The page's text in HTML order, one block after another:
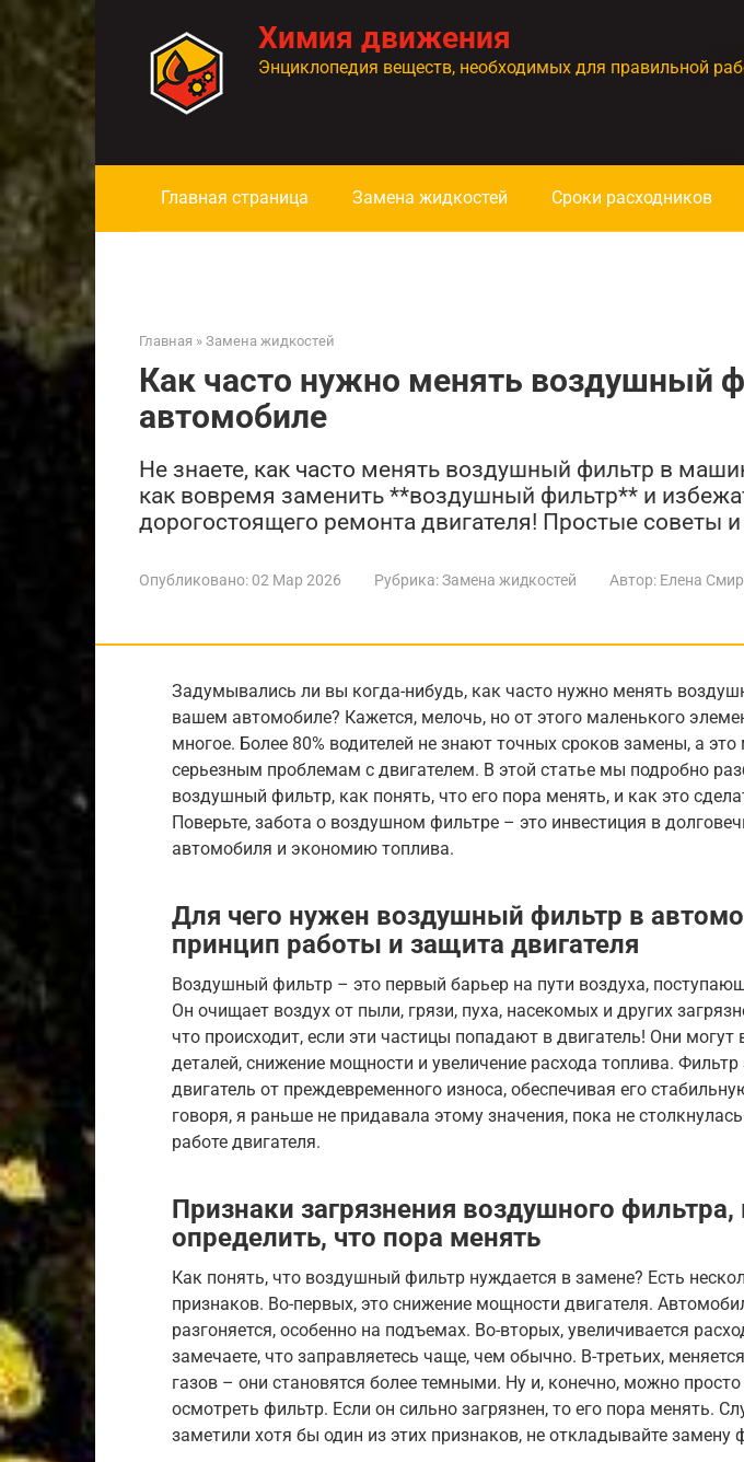
контенту
Химия движения
Энциклопедия веществ, необходимых для правильной
Главная страница Замена жидкостей Сроки расходников
Главная » Замена жидкостей
Как часто нужно менять воздушный
автомобиле
Не знаете, как часто менять воздушный фильтр в
как вовремя заменить **воздушный фильтр** и
дорогостоящего ремонта двигателя! Простые советы и
Опубликовано: 02 Мар 2026 Рубрика:Замена жидкостей Автор: Елена
Задумывались ли вы когда-нибудь, как часто нужно менять
вашем автомобиле? Кажется, мелочь, но от этого маленького
многое. Более 80% водителей не знают точных сроков замены, а
серьезным проблемам с двигателем. В этой статье мы подробно
воздушный фильтр, как понять, что его пора менять, и как это
Поверьте, забота о воздушном фильтре – это инвестиция в
автомобиля и экономию топлива.
Для чего нужен воздушный фильтр в
принцип работы и защита двигателя
Воздушный фильтр – это первый барьер на пути воздуха,
Он очищает воздух от пыли, грязи, пуха, насекомых и других
что происходит, если эти частицы попадают в двигатель! Они могут
деталей, снижение мощности и увеличение расхода топлива.
двигатель от преждевременного износа, обеспечивая его
говоря, я раньше не придавала этому значения, пока не
работе двигателя.
Признаки загрязнения воздушного фильтра,
определить, что пора менять
Как понять, что воздушный фильтр нуждается в замене? Есть
признаков. Во-первых, это снижение мощности двигателя.
разгоняется, особенно на подъемах. Во-вторых, увеличивается
замечаете, что заправляетесь чаще, чем обычно. В-третьих,
газов – они становятся более темными. Ну и, конечно, можно
осмотреть фильтр. Если он сильно загрязнен, то его пора менять.
заметили хотя бы один из этих признаков, не откладывайте замену